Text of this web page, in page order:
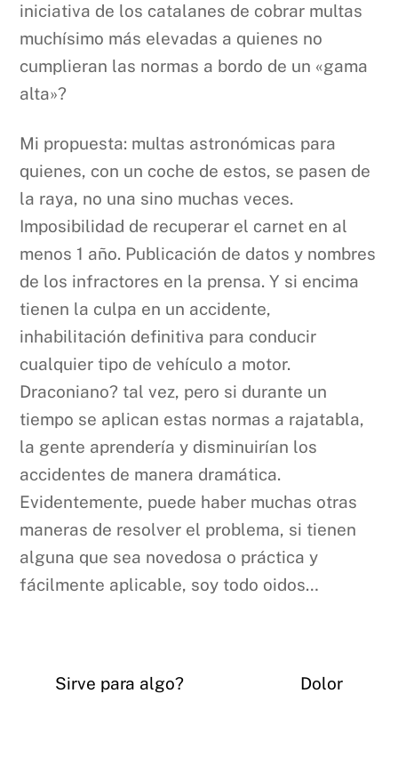
iniciativa de los catalanes de cobrar multas
muchísimo más elevadas a quienes no
cumplieran las normas a bordo de un «gama
alta»?
Mi propuesta: multas astronómicas para
quienes, con un coche de estos, se pasen de
la raya, no una sino muchas veces.
Imposibilidad de recuperar el carnet en al
menos 1 año. Publicación de datos y nombres
de los infractores en la prensa. Y si encima
tienen la culpa en un accidente,
inhabilitación definitiva para conducir
cualquier tipo de vehículo a motor.
Draconiano? tal vez, pero si durante un
tiempo se aplican estas normas a rajatabla,
la gente aprendería y disminuirían los
accidentes de manera dramática.
Evidentemente, puede haber muchas otras
maneras de resolver el problema, si tienen
alguna que sea novedosa o práctica y
fácilmente aplicable, soy todo oidos…
Sirve para algo? Dolor